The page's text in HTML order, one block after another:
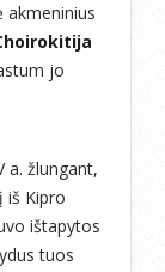
akmeninius
jo
a. žlungant,
iš Kipro
ištapytos
tuos